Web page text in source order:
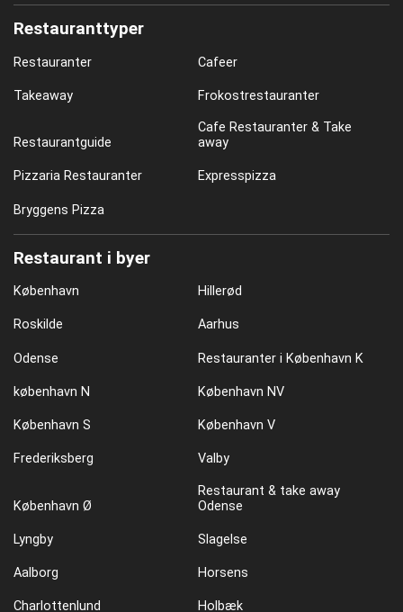
Restauranttyper
Restauranter Cafeer
Takeaway Frokostrestauranter
Restaurantguide
Cafe Restauranter & Take
away
Pizzaria Restauranter Expresspizza
Bryggens Pizza
Restaurant i byer
København Hillerød
Roskilde Aarhus
Odense Restauranter i København K
københavn N København NV
København S København V
Frederiksberg Valby
København Ø
Restaurant & take away
Odense
Lyngby Slagelse
Aalborg Horsens
Charlottenlund Holbæk